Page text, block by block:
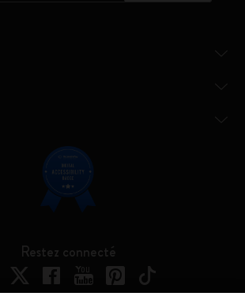
Restez connecté